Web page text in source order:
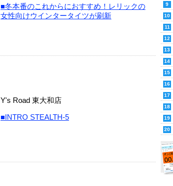
■冬本番のこれからにおすすめ！レリックの
女性向けウインタータイツが刷新
Y's Road 東大和店
■INTRO STEALTH-5